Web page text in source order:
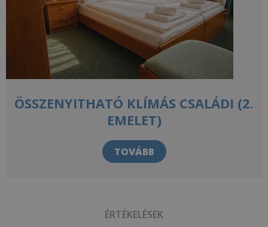
ÖSSZENYITHATÓ KLÍMÁS CSALÁDI (2.
EMELET)
TOVÁBB
ÉRTÉKELÉSEK